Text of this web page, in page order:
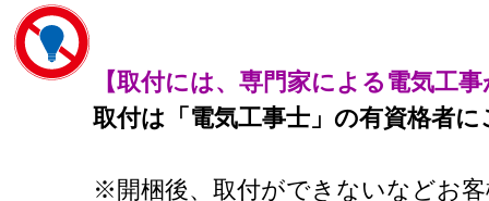
【取付には、専門家による電気工
取付は「電気工事士」の有資格者
※開梱後、取付ができないなどお